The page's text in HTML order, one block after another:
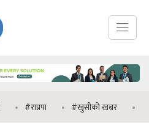
#खुसीको खबर #कार्यकर्ता